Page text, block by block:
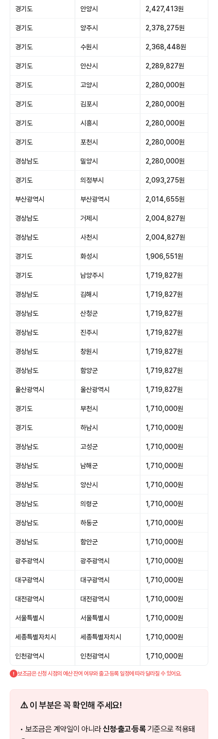
경기도 안양시 2,427,413원
경기도 양주시 2,378,275원
경기도 수원시 2,368,448원
경기도 안산시 2,289,827원
경기도 고양시 2,280,000원
경기도 김포시 2,280,000원
경기도 시흥시 2,280,000원
경기도 포천시 2,280,000원
경상남도 밀양시 2,280,000원
경기도 의정부시 2,093,275원
부산광역시 부산광역시 2,014,655원
경상남도 거제시 2,004,827원
경상남도 사천시 2,004,827원
경기도 화성시 1,906,551원
경기도 남양주시 1,719,827원
경상남도 김해시 1,719,827원
경상남도 산청군 1,719,827원
경상남도 진주시 1,719,827원
경상남도 창원시 1,719,827원
경상남도 함양군 1,719,827원
울산광역시 울산광역시 1,719,827원
경기도 부천시 1,710,000원
경기도 하남시 1,710,000원
경상남도 고성군 1,710,000원
경상남도 남해군 1,710,000원
경상남도 양산시 1,710,000원
경상남도 의령군 1,710,000원
경상남도 하동군 1,710,000원
경상남도 함안군 1,710,000원
광주광역시 광주광역시 1,710,000원
대구광역시 대구광역시 1,710,000원
대전광역시 대전광역시 1,710,000원
서울특별시 서울특별시 1,710,000원
세종특별자치시 세종특별자치시 1,710,000원
인천광역시 인천광역시 1,710,000원
보조금은 신청 시점의 예산 잔여 여부와 출고·등록 일정에 따라 달라질 수 있어요.
⚠️ 이 부분은 꼭 확인해 주세요!
• 보조금은 계약일이 아니라신청·출고·등록기준으로 적용돼